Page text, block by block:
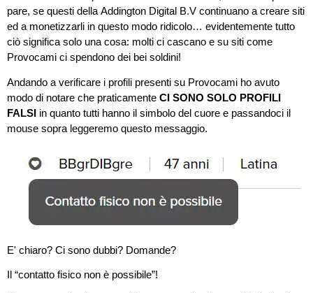
pare, se questi della Addington Digital B.V continuano a creare siti
ed a monetizzarli in questo modo ridicolo… evidentemente tutto
ciò significa solo una cosa: molti ci cascano e su siti come
Provocami ci spendono dei bei soldini!
Andando a verificare i profili presenti su Provocami ho avuto
modo di notare che praticamente CI SONO SOLO PROFILI
FALSI in quanto tutti hanno il simbolo del cuore e passandoci il
mouse sopra leggeremo questo messaggio.
E' chiaro? Ci sono dubbi? Domande?
Il “contatto fisico non è possibile”!